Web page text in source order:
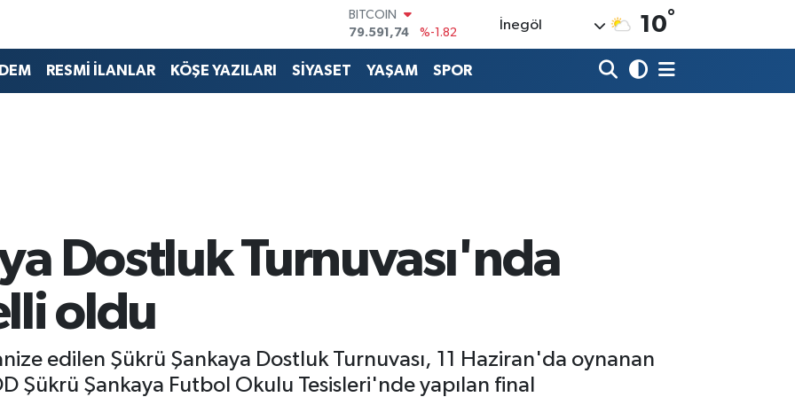
79.591,74
DOLAR
EURO
53,38690
%0.19
İnegöl 10°
RESMİ İLANLAR KÖŞE YAZILARI SİYASET YAŞAM SPOR
Dostluk Turnuvası'nda
oldu
edilen Şükrü Şankaya Dostluk Turnuvası, 11 Haziran'da oynanan
Şükrü Şankaya Futbol Okulu Tesisleri'nde yapılan final